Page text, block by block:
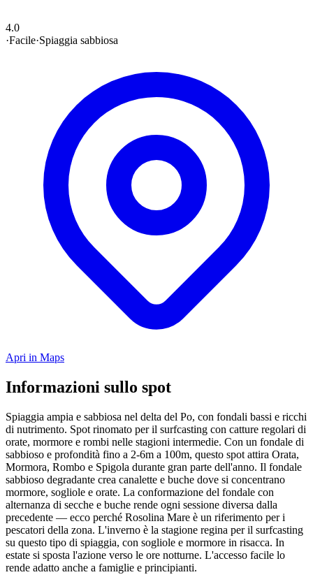
4.0
·Facile·Spiaggia sabbiosa
Apri in Maps
Informazioni sullo spot
Spiaggia ampia e sabbiosa nel delta del Po, con fondali bassi e ricchi
di nutrimento. Spot rinomato per il surfcasting con catture regolari di
orate, mormore e rombi nelle stagioni intermedie. Con un fondale di
sabbioso e profondità fino a 2-6m a 100m, questo spot attira Orata,
Mormora, Rombo e Spigola durante gran parte dell'anno. Il fondale
sabbioso degradante crea canalette e buche dove si concentrano
mormore, sogliole e orate. La conformazione del fondale con
alternanza di secche e buche rende ogni sessione diversa dalla
precedente — ecco perché Rosolina Mare è un riferimento per i
pescatori della zona. L'inverno è la stagione regina per il surfcasting
su questo tipo di spiaggia, con sogliole e mormore in risacca. In
estate si sposta l'azione verso le ore notturne. L'accesso facile lo
rende adatto anche a famiglie e principianti.